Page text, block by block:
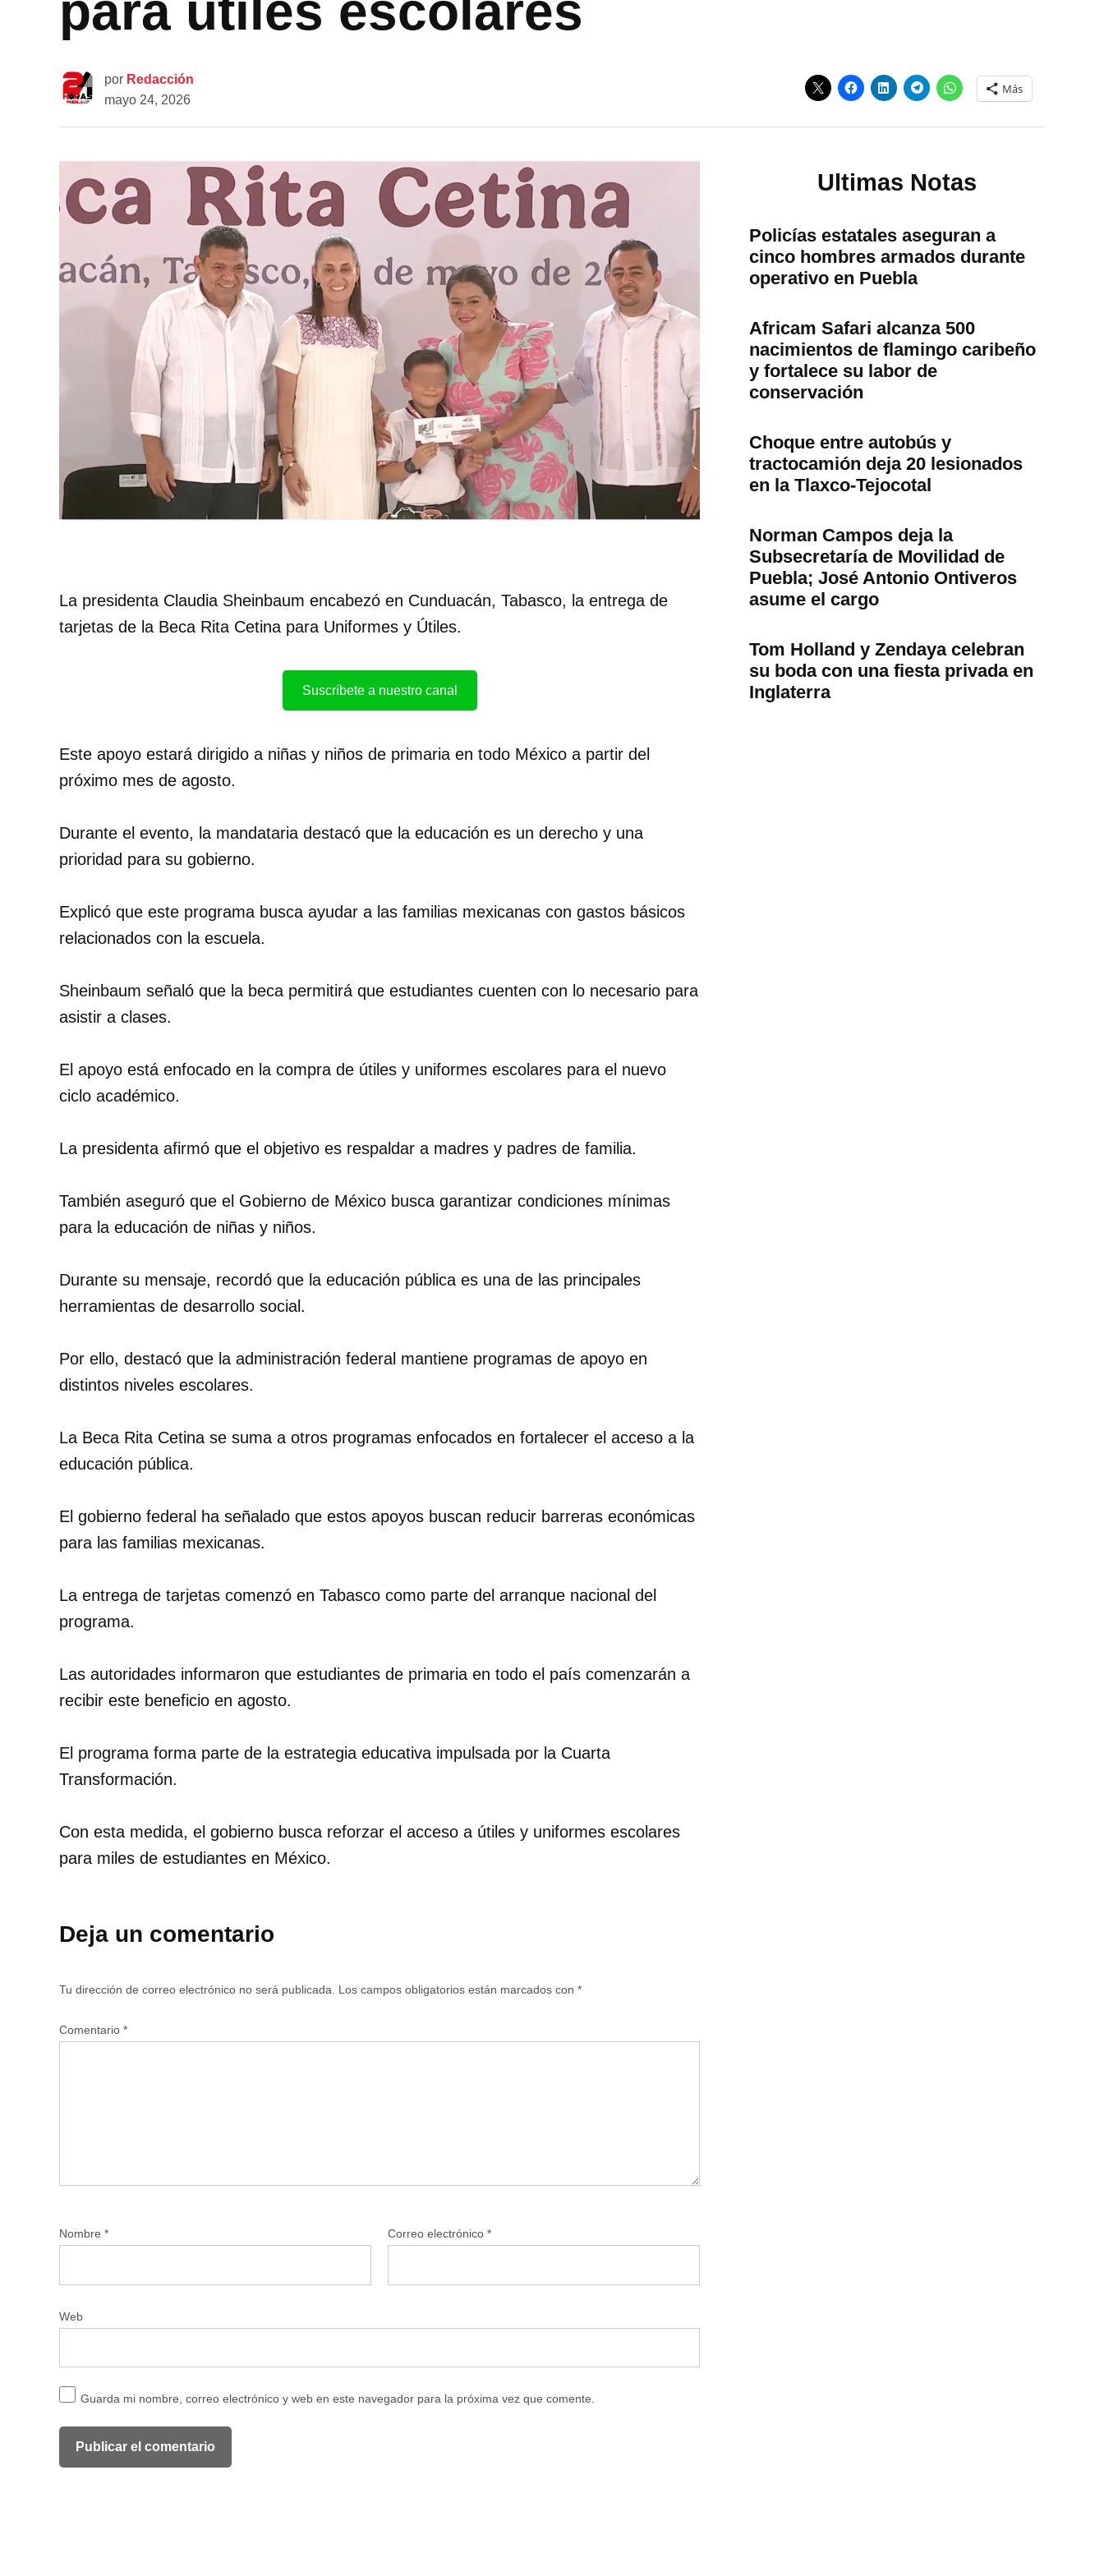
por Redacción
mayo 24, 2026
Más
La presidenta Claudia Sheinbaum encabezó en Cunduacán, Tabasco, la entrega de
tarjetas de la Beca Rita Cetina para Uniformes y Útiles.
Suscríbete a nuestro canal
Este apoyo estará dirigido a niñas y niños de primaria en todo México a partir del
próximo mes de agosto.
Durante el evento, la mandataria destacó que la educación es un derecho y una
prioridad para su gobierno.
Explicó que este programa busca ayudar a las familias mexicanas con gastos básicos
relacionados con la escuela.
Sheinbaum señaló que la beca permitirá que estudiantes cuenten con lo necesario para
asistir a clases.
El apoyo está enfocado en la compra de útiles y uniformes escolares para el nuevo
ciclo académico.
La presidenta afirmó que el objetivo es respaldar a madres y padres de familia.
También aseguró que el Gobierno de México busca garantizar condiciones mínimas
para la educación de niñas y niños.
Durante su mensaje, recordó que la educación pública es una de las principales
herramientas de desarrollo social.
Por ello, destacó que la administración federal mantiene programas de apoyo en
distintos niveles escolares.
La Beca Rita Cetina se suma a otros programas enfocados en fortalecer el acceso a la
educación pública.
El gobierno federal ha señalado que estos apoyos buscan reducir barreras económicas
para las familias mexicanas.
La entrega de tarjetas comenzó en Tabasco como parte del arranque nacional del
programa.
Las autoridades informaron que estudiantes de primaria en todo el país comenzarán a
recibir este beneficio en agosto.
El programa forma parte de la estrategia educativa impulsada por la Cuarta
Transformación.
Con esta medida, el gobierno busca reforzar el acceso a útiles y uniformes escolares
para miles de estudiantes en México.
Deja un comentario
Tu dirección de correo electrónico no será publicada. Los campos obligatorios están marcados con *
Comentario *
Nombre * Correo electrónico *
Web
Guarda mi nombre, correo electrónico y web en este navegador para la próxima vez que comente.
Ultimas Notas
Policías estatales aseguran a
cinco hombres armados durante
operativo en Puebla
Africam Safari alcanza 500
nacimientos de flamingo caribeño
y fortalece su labor de
conservación
Choque entre autobús y
tractocamión deja 20 lesionados
en la Tlaxco-Tejocotal
Norman Campos deja la
Subsecretaría de Movilidad de
Puebla; José Antonio Ontiveros
asume el cargo
Tom Holland y Zendaya celebran
su boda con una fiesta privada en
Inglaterra